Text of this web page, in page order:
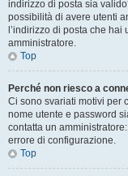
indirizzo di posta sia
possibilità di avere utenti
l’indirizzo di posta che
amministratore.
Top
Perché non riesco a
Ci sono svariati motivi per
nome utente e password
contatta un
errore di configurazione.
Top